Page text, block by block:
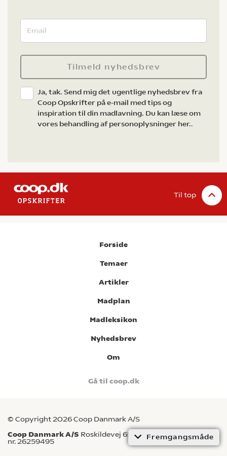
Fremgangsmåde
Tilmeld nyhedsbrev
Ja, tak. Send mig det ugentlige nyhedsbrev fra
Coop Opskrifter på e-mail med tips og
inspiration til din madlavning. Du kan læse om
vores behandling af personoplysninger her..
Til top
Forside
Temaer
Artikler
Madplan
Madleksikon
Nyhedsbrev
Om
Gå til coop.dk
© Copyright 2026 Coop Danmark A/S
Coop Danmark A/S Roskildevej 65, 2620 Albertslund CVR-
nr. 26259495